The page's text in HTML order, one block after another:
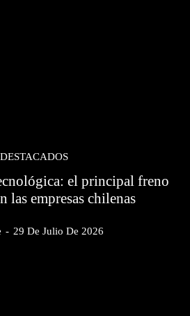
DESTACADOS
el principal freno
las empresas chilenas
- 29 De Julio De 2026